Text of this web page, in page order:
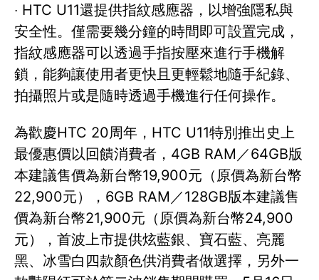
‧ HTC U11還提供指紋感應器，以增強隱私與
安全性。僅需要幾分鐘的時間即可設置完成，
指紋感應器可以透過手指按壓來進行手機解
鎖，能夠讓使用者更快且更輕鬆地隨手紀錄、
拍攝照片或是隨時透過手機進行任何操作。
為歡慶HTC 20周年，HTC U11特別推出史上
最優惠價以回饋消費者，4GB RAM／64GB版
本建議售價為新台幣19,900元（原價為新台幣
22,900元），6GB RAM／128GB版本建議售
價為新台幣21,900元（原價為新台幣24,900
元），首波上市提供炫藍銀、寶石藍、亮麗
黑、冰雪白四款顏色供消費者做選擇，另外一